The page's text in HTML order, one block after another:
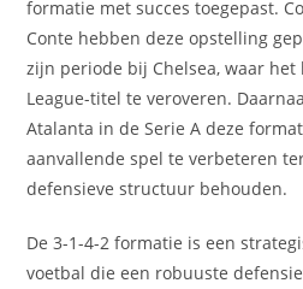
formatie met succes toegepast.
Conte hebben deze opstelling
zijn periode bij Chelsea, waar
League-titel te veroveren.
Atalanta in de Serie A deze
aanvallende spel te verbeteren
defensieve structuur behouden.
De 3-1-4-2 formatie is een
voetbal die een robuuste